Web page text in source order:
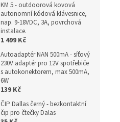
KM 5 - outdoorová kovová
autonomní kódová klávesnice,
nap. 9-18VDC, 3A, povrchová
instalace.
1 499 Kč
Autoadaptér NAN 500mA - síťový
230V adaptér pro 12V spotřebiče
s autokonektorem, max 500mA,
6W
139 Kč
ČIP Dallas černý - bezkontaktní
čip pro čtečky Dalas